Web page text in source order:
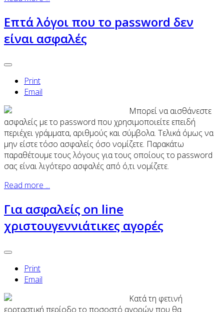
Επτά λόγοι που το password δεν
είναι ασφαλές
Print
Email
Μπορεί να αισθάνεστε
ασφαλείς με το password που χρησιμοποιείτε επειδή
περιέχει γράμματα, αριθμούς και σύμβολα. Τελικά όμως να
μην είστε τόσο ασφαλείς όσο νομίζετε. Παρακάτω
παραθέτουμε τους λόγους για τους οποίους το password
σας είναι λιγότερο ασφαλές από ό,τι νομίζετε.
Read more ...
Για ασφαλείς on line
χριστουγεννιάτικες αγορές
Print
Email
Κατά τη φετινή
εορταστική περίοδο το ποσοστό αγορών που θα